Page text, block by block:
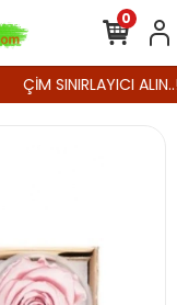
ÇİM SINIRLAYICI
0